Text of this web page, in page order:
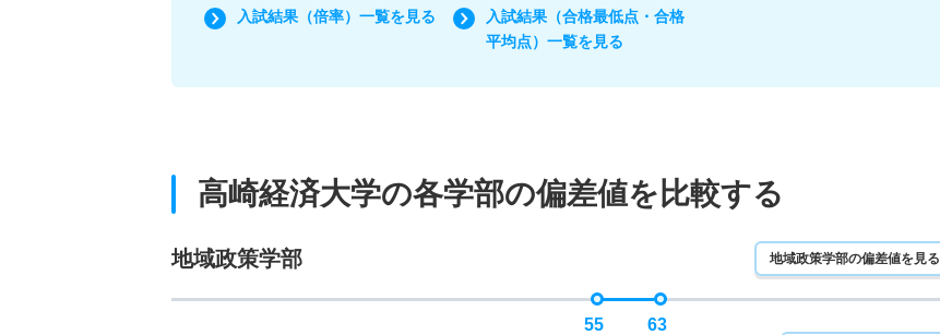
入試結果（倍率）一覧を見る
入試結果（合格最低点・合格
平均点）一覧を見る
高崎経済大学の各学部の偏差値を比較する
地域政策学部
55 63
地域政策学部の偏差値を見る